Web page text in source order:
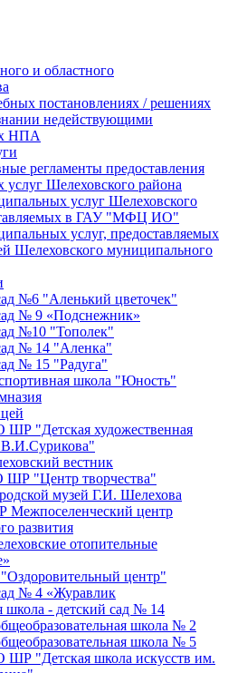
и областного
постановлениях / решениях
недействующими
НПА
регламенты предоставления
Шелеховского района
услуг Шелеховского
в ГАУ "МФЦ ИО"
услуг, предоставляемых
Шелеховского муниципального
№6 "Аленький цветочек"
№ 9 «Подснежник»
№10 "Тополек"
№ 14 "Аленка"
№ 15 "Радуга"
школа "Юность"
"Детская художественная
вестник
"Центр творчества"
музей Г.И. Шелехова
центр
развития
отопительные
центр"
№ 4 «Журавлик
школа - детский сад № 14
школа № 2
школа № 5
"Детская школа искусств им.